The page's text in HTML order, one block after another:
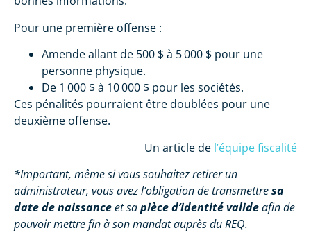
Pour une première offense :
Amende allant de 500 $ à 5 000 $ pour une
personne physique.
De 1 000 $ à 10 000 $ pour les sociétés.
Ces pénalités pourraient être doublées pour une
deuxième offense.
Un article de l’équipe fiscalité
*Important, même si vous souhaitez retirer un
administrateur, vous avez l’obligation de transmettresa
date de naissanceet sapièce d’identité valideafin de
pouvoir mettre fin à son mandat auprès du REQ.